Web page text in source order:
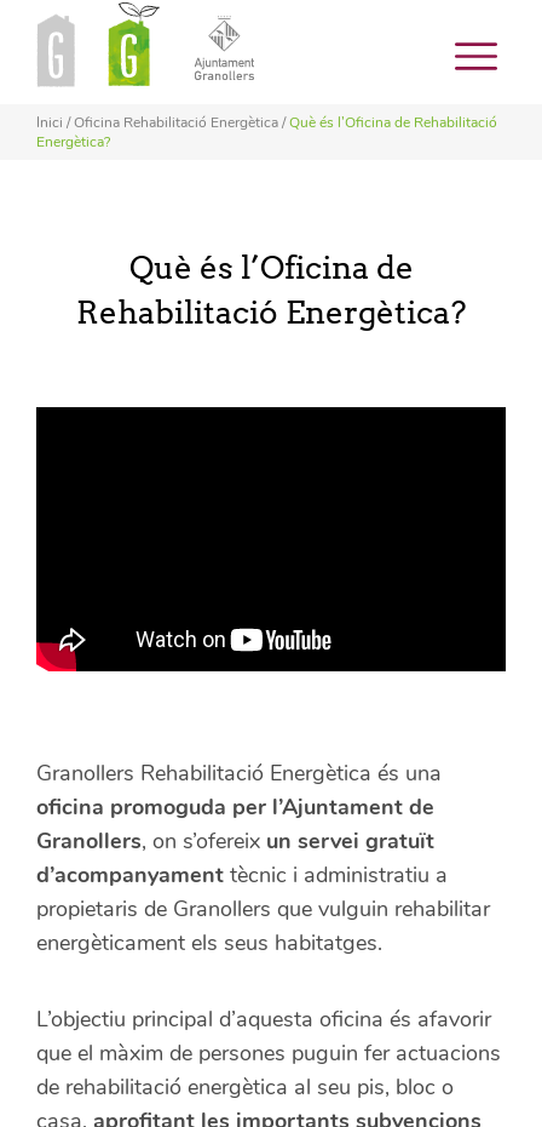
Inici /Oficina Rehabilitació Energètica/Què és l’Oficina de Rehabilitació
Energètica?
Què és l’Oficina de
Rehabilitació Energètica?
Granollers Rehabilitació Energètica és una
oficina promoguda per l’Ajuntament de
Granollers, on s’ofereix un servei gratuït
d’acompanyament tècnic i administratiu a
propietaris de Granollers que vulguin rehabilitar
energèticament els seus habitatges.
L’objectiu principal d’aquesta oficina és afavorir
que el màxim de persones puguin fer actuacions
de rehabilitació energètica al seu pis, bloc o